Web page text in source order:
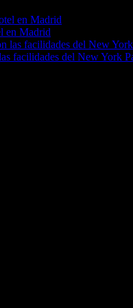
en Madrid
facilidades del New York